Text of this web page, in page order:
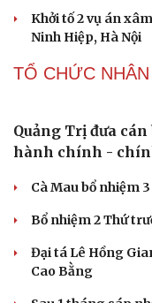
CÔNG NGHỆ
Thành lập Khu
Phê duyệt Chương
gia về công nghệ
Bắc Kinh triển
Nguy cơ mất tài
Fi khách sạn
Một việc nhiều gia
trời giảm tới 40%